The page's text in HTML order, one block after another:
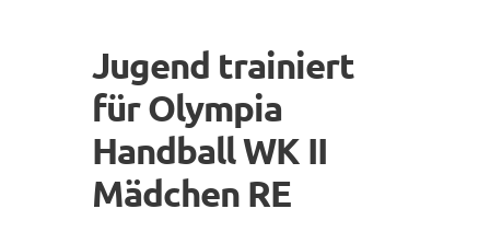
Jugend trainiert
für Olympia
Handball WK II
Mädchen RE